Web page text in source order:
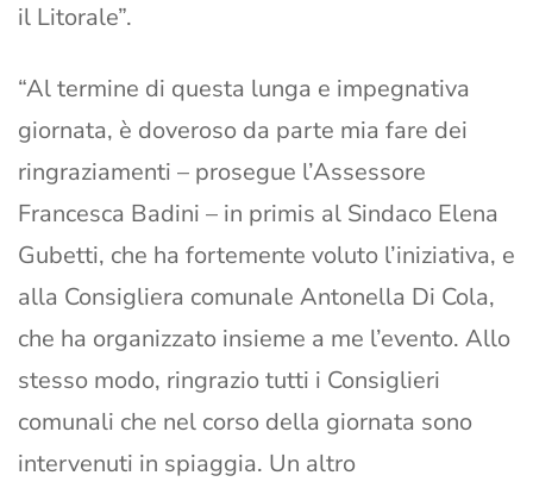
il Litorale”.
“Al termine di questa lunga e impegnativa
giornata, è doveroso da parte mia fare dei
ringraziamenti – prosegue l’Assessore
Francesca Badini – in primis al Sindaco Elena
Gubetti, che ha fortemente voluto l’iniziativa, e
alla Consigliera comunale Antonella Di Cola,
che ha organizzato insieme a me l’evento. Allo
stesso modo, ringrazio tutti i Consiglieri
comunali che nel corso della giornata sono
intervenuti in spiaggia. Un altro